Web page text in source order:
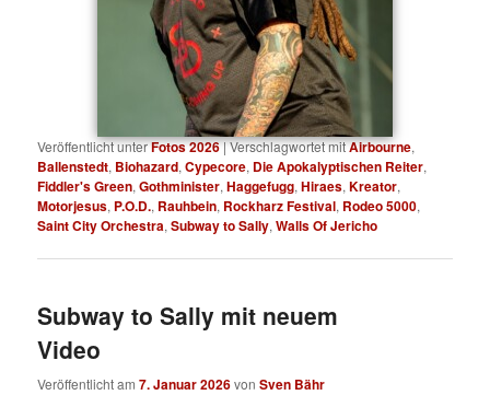
Veröffentlicht unterFotos 2026|Verschlagwortet mitAirbourne,
Ballenstedt, Biohazard,Cypecore, Die Apokalyptischen Reiter,
Fiddler's Green,Gothminister,Haggefugg,Hiraes,Kreator,
Motorjesus, P.O.D., Rauhbein, Rockharz Festival, Rodeo 5000,
Saint City Orchestra,Subway to Sally,Walls Of Jericho
Subway to Sally mit neuem
Video
Veröffentlicht am7. Januar 2026vonSven Bähr